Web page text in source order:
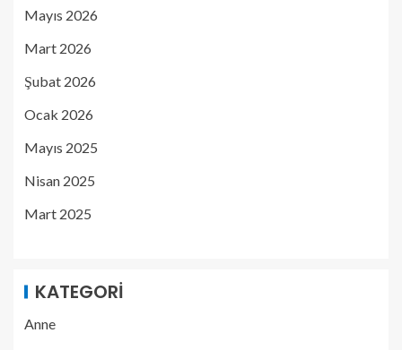
Mayıs 2026
Mart 2026
Şubat 2026
Ocak 2026
Mayıs 2025
Nisan 2025
Mart 2025
KATEGORI
Anne